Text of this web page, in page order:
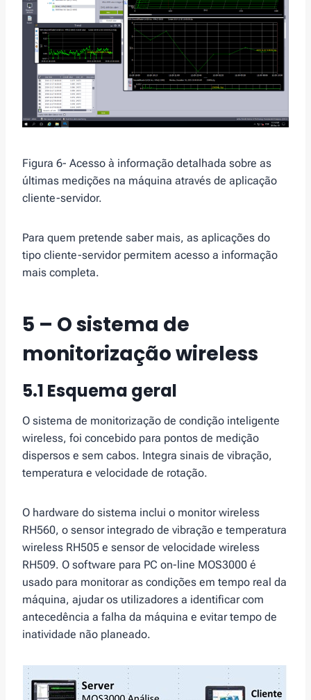
Figura 6- Acesso à informação detalhada sobre as
últimas medições na máquina através de aplicação
cliente-servidor.
Para quem pretende saber mais, as aplicações do
tipo cliente-servidor permitem acesso a informação
mais completa.
5 – O sistema de
monitorização wireless
5.1 Esquema geral
O sistema de monitorização de condição inteligente
wireless, foi concebido para pontos de medição
dispersos e sem cabos. Integra sinais de vibração,
temperatura e velocidade de rotação.
O hardware do sistema inclui o monitor wireless
RH560, o sensor integrado de vibração e temperatura
wireless RH505 e sensor de velocidade wireless
RH509. O software para PC on-line MOS3000 é
usado para monitorar as condições em tempo real da
máquina, ajudar os utilizadores a identificar com
antecedência a falha da máquina e evitar tempo de
inatividade não planeado.